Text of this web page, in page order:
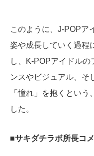
このように、J-POPア
姿や成長していく過程
し、K-POPアイドル
ンスやビジュアル、そ
「憧れ」を抱くとい
した。
■サキダチラボ所長コ